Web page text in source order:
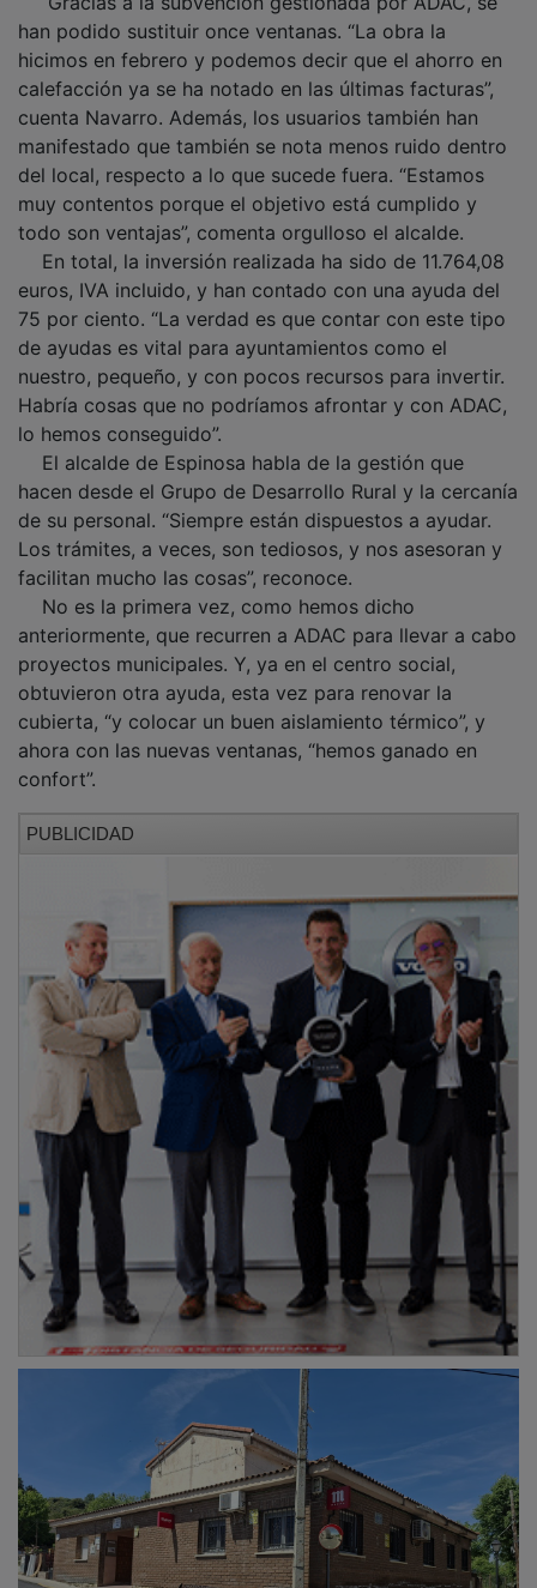
han podido sustituir once ventanas. “La obra la
hicimos en febrero y podemos decir que el ahorro en
calefacción ya se ha notado en las últimas facturas”,
cuenta Navarro. Además, los usuarios también han
manifestado que también se nota menos ruido dentro
del local, respecto a lo que sucede fuera. “Estamos
muy contentos porque el objetivo está cumplido y
todo son ventajas”, comenta orgulloso el alcalde.
En total, la inversión realizada ha sido de 11.764,08
euros, IVA incluido, y han contado con una ayuda del
75 por ciento. “La verdad es que contar con este tipo
de ayudas es vital para ayuntamientos como el
nuestro, pequeño, y con pocos recursos para invertir.
Habría cosas que no podríamos afrontar y con ADAC,
lo hemos conseguido”.
El alcalde de Espinosa habla de la gestión que
hacen desde el Grupo de Desarrollo Rural y la cercanía
de su personal. “Siempre están dispuestos a ayudar.
Los trámites, a veces, son tediosos, y nos asesoran y
facilitan mucho las cosas”, reconoce.
No es la primera vez, como hemos dicho
anteriormente, que recurren a ADAC para llevar a cabo
proyectos municipales. Y, ya en el centro social,
obtuvieron otra ayuda, esta vez para renovar la
cubierta, “y colocar un buen aislamiento térmico”, y
ahora con las nuevas ventanas, “hemos ganado en
confort”.